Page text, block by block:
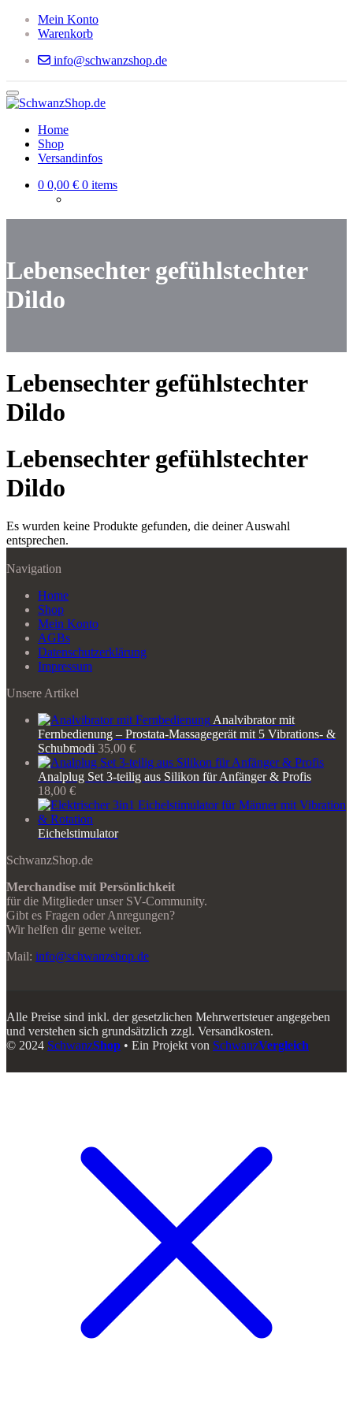
Skip to main content
Mein Konto
Warenkorb
info@schwanzshop.de
Home
Shop
Versandinfos
0 0,00 € 0 items
Lebensechter gefühlstechter
Dildo
Lebensechter gefühlstechter
Dildo
Lebensechter gefühlstechter
Dildo
Es wurden keine Produkte gefunden, die deiner Auswahl
entsprechen.
Navigation
Home
Shop
Mein Konto
AGBs
Datenschutzerklärung
Impressum
Unsere Artikel
Analvibrator mit
Fernbedienung – Prostata-Massagegerät mit 5 Vibrations- &
Schubmodi 35,00 €
Analplug Set 3-teilig aus Silikon für Anfänger & Profis
18,00 €
Eichelstimulator
SchwanzShop.de
Merchandise mit Persönlichkeit
für die Mitglieder unser SV-Community.
Gibt es Fragen oder Anregungen?
Wir helfen dir gerne weiter.
Mail: info@schwanzshop.de
Alle Preise sind inkl. der gesetzlichen Mehrwertsteuer angegeben
und verstehen sich grundsätzlich zzgl. Versandkosten.
© 2024 SchwanzShop • Ein Projekt von SchwanzVergleich